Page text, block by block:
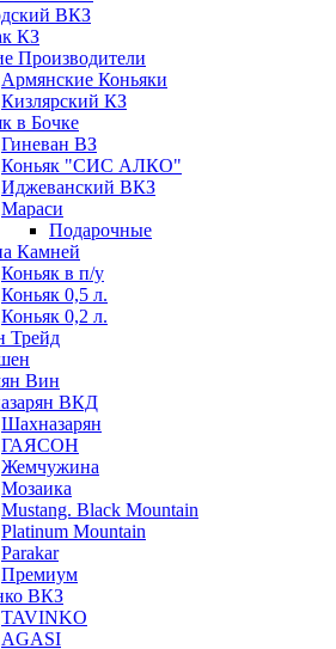
ВКЗ
КЗ
Производители
Армянские Коньяки
Кизлярский КЗ
в Бочке
Гиневан ВЗ
Коньяк "СИС АЛКО"
Иджеванский ВКЗ
Мараси
Подарочные
Камней
Коньяк в п/у
Коньяк 0,5 л.
Коньяк 0,2 л.
Трейд
Вин
ВКД
Шахназарян
ГАЯСОН
Жемчужина
Мозаика
Mustang. Black Mountain
Platinum Mountain
Parakar
Премиум
ВКЗ
TAVINKO
AGASI